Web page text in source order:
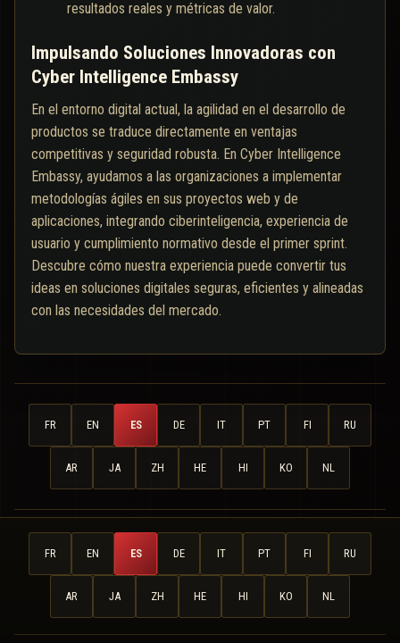
resultados reales y métricas de valor.
Impulsando Soluciones Innovadoras con
Cyber Intelligence Embassy
En el entorno digital actual, la agilidad en el desarrollo de
productos se traduce directamente en ventajas
competitivas y seguridad robusta. En Cyber Intelligence
Embassy, ayudamos a las organizaciones a implementar
metodologías ágiles en sus proyectos web y de
aplicaciones, integrando ciberinteligencia, experiencia de
usuario y cumplimiento normativo desde el primer sprint.
Descubre cómo nuestra experiencia puede convertir tus
ideas en soluciones digitales seguras, eficientes y alineadas
con las necesidades del mercado.
FR EN ES DE IT PT FI RU
AR JA ZH HE HI KO NL
FR EN ES DE IT PT FI RU
AR JA ZH HE HI KO NL